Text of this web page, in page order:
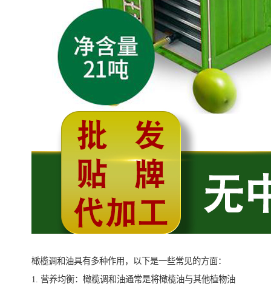
橄榄调和油具有多种作用，以下是一些常见的方面：
1. 营养均衡：橄榄调和油通常是将橄榄油与其他植物油